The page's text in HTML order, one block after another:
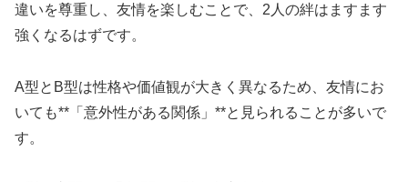
違いを尊重し、友情を楽しむことで、2人の絆はますます
強くなるはずです。
A型とB型は性格や価値観が大きく異なるため、友情にお
いても**「意外性がある関係」**と見られることが多いで
す。